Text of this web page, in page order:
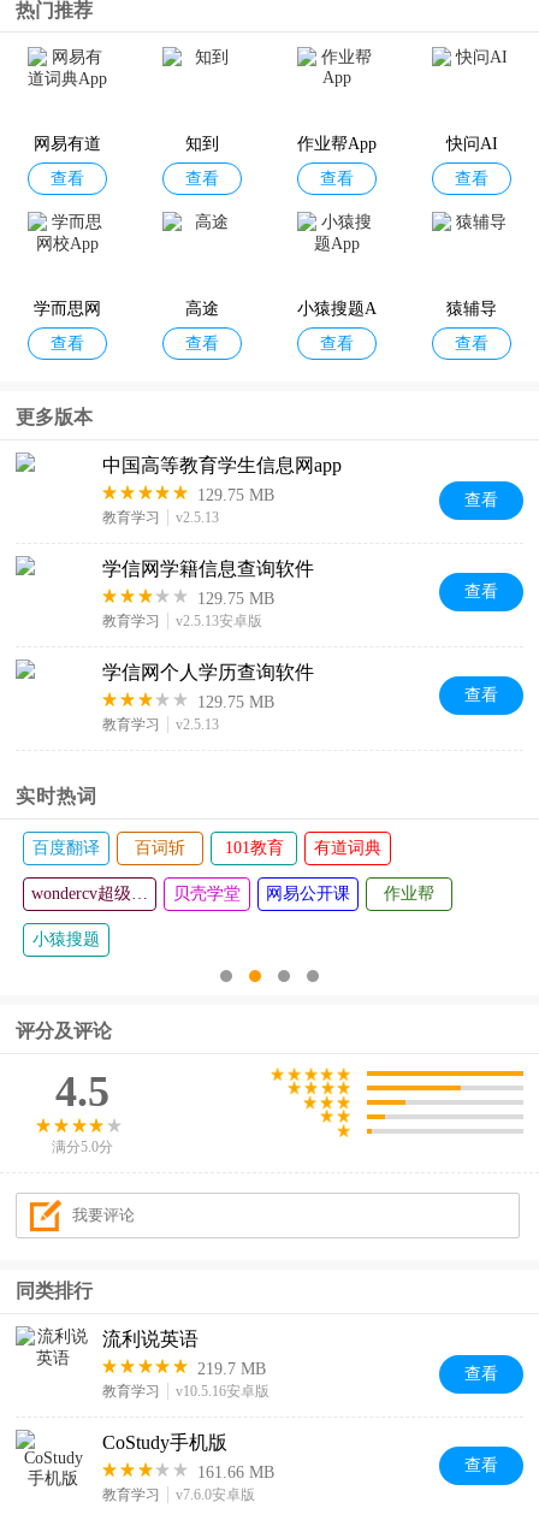
热门推荐
网易有道
词典App
查看
知到
查看
作业帮App
查看
快问AI
查看
学而思网
校App
查看
高途
查看
小猿搜题A
pp
查看
猿辅导
查看
更多版本
中国高等教育学生信息网app
129.75 MB
教育学习 v2.5.13
查看
学信网学籍信息查询软件
129.75 MB
教育学习 v2.5.13安卓版
查看
学信网个人学历查询软件
129.75 MB
教育学习 v2.5.13
查看
实时热词
百度翻译 百词斩 101教育 有道词典
wondercv超级简历 贝壳学堂 网易公开课 作业帮
小猿搜题
评分及评论
4.5
满分5.0分
同类排行
流利说英语
219.7 MB
教育学习 v10.5.16安卓版
查看
CoStudy手机版
161.66 MB
教育学习 v7.6.0安卓版
查看